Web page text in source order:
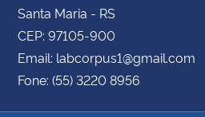
Santa Maria - RS
CEP: 97105-900
Email: labcorpus1@gmail.com
Fone: (55) 3220 8956